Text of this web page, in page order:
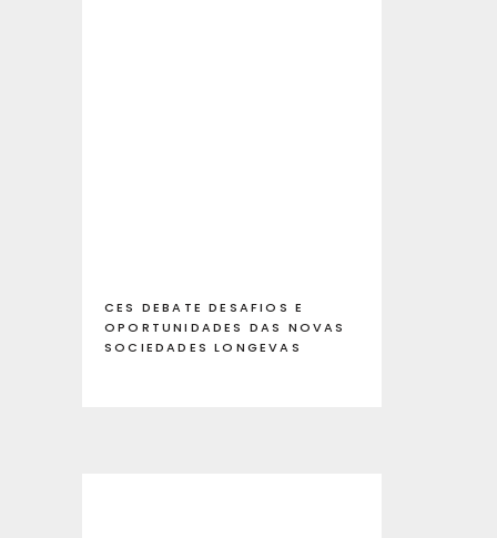
CES DEBATE DESAFIOS E
OPORTUNIDADES DAS NOVAS
SOCIEDADES LONGEVAS